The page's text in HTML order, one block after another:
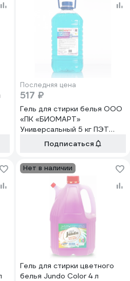
Последняя цена
517 ₽
Гель для стирки белья ООО
«ПК «БИОМАРТ»
Универсальный 5 кг ПЭТ
BM006-5Подписаться
Нет в наличии
Гель для стирки цветного
белья Jundo Color 4 л